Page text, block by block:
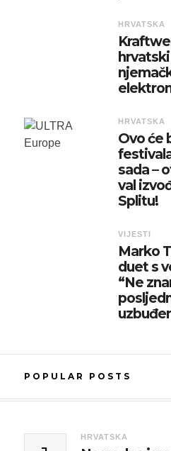
HRVATSKA
HRVATSKA
Ovo će
sada –
val
Splitu!
VIJESTI
Marko
duet s
“Ne
POPULAR POSTS
HRVATSKA